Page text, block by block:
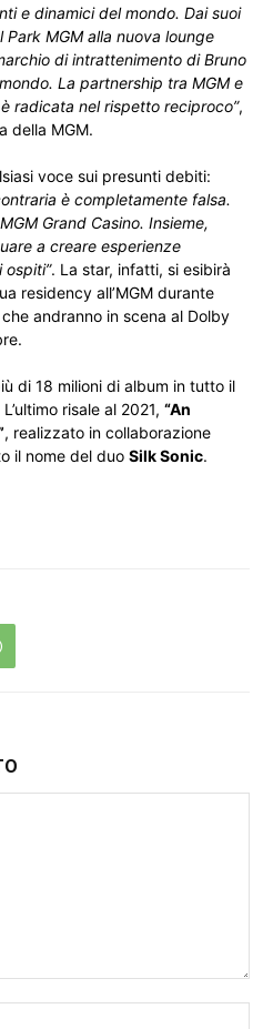
e dinamici del mondo. Dai suoi
MGM alla nuova lounge
di intrattenimento di Bruno
La partnership tra MGM e
radicata nel rispetto reciproco”,
della MGM.
voce sui presunti debiti:
è completamente falsa.
Grand Casino. Insieme,
a creare esperienze
ospiti”. La star, infatti, si esibirà
residency all’MGM durante
andranno in scena al Dolby
di 18 milioni di album in tutto il
risale al 2021, “An
, realizzato in collaborazione
il nome del duo Silk Sonic.